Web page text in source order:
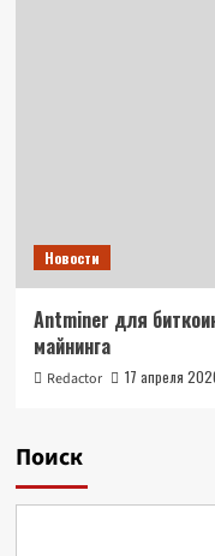
Новости
Antminer для
майнинга
Redactor 17 апреля
Поиск